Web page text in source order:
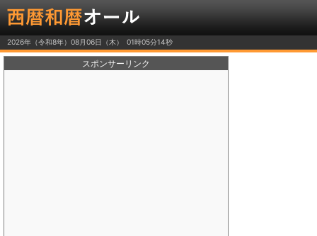
2026年（令和8年）08月06日（木）
スポンサーリンク